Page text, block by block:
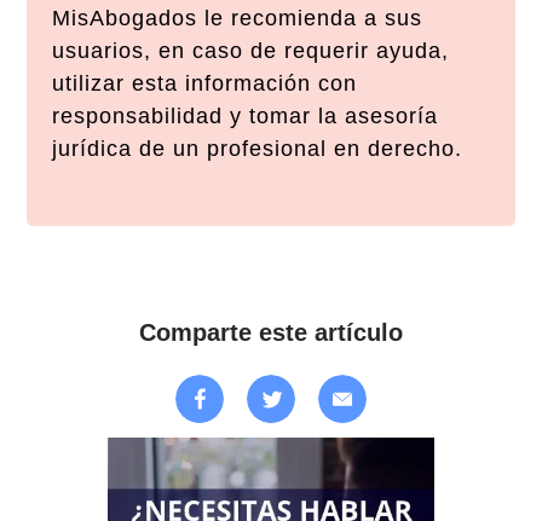
MisAbogados le recomienda a sus
usuarios, en caso de requerir ayuda,
utilizar esta información con
responsabilidad y tomar la asesoría
jurídica de un profesional en derecho.
Comparte este artículo